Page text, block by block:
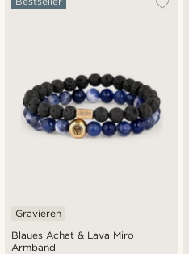
Blaues Achat & Lava Miro
Armband
Gravieren